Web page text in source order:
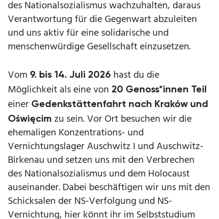
des Nationalsozialismus wachzuhalten, daraus
Verantwortung für die Gegenwart abzuleiten
und uns aktiv für eine solidarische und
menschenwürdige Gesellschaft einzusetzen.
Vom 9. bis 14. Juli 2026 hast du die
Möglichkeit als eine von 20 Genoss*innen Teil
einer Gedenkstättenfahrt nach Kraków und
Oświęcim zu sein. Vor Ort besuchen wir die
ehemaligen Konzentrations- und
Vernichtungslager Auschwitz I und Auschwitz-
Birkenau und setzen uns mit den Verbrechen
des Nationalsozialismus und dem Holocaust
auseinander. Dabei beschäftigen wir uns mit den
Schicksalen der NS-Verfolgung und NS-
Vernichtung, hier könnt ihr im Selbststudium